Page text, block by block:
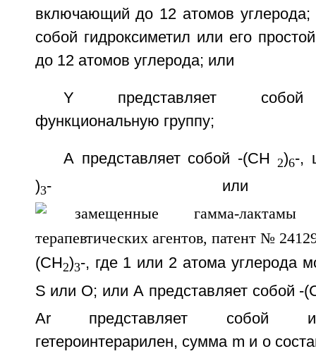
включающий до 12 атомов углерода;
собой гидроксиметил или его
до 12 атомов углерода; или
Y представляет собой
функциональную группу;
А представляет собой -(СН 2)6-,
)3- или
(СН 2)3-, где 1 или 2 атома углерода
S или О; или А представляет собой -
Ar представляет собой
гетероинтерарилен, сумма m и о